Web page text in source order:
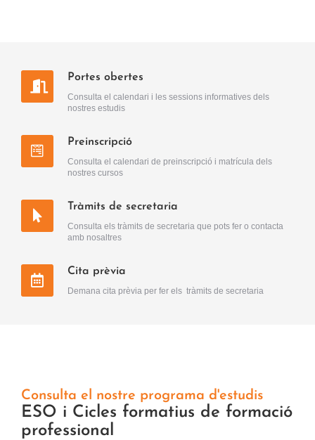
Portes obertes
Consulta el calendari i les sessions informatives dels
nostres estudis
Preinscripció
Consulta el calendari de preinscripció i matrícula dels
nostres cursos
Tràmits de secretaria
Consulta els tràmits de secretaria que pots fer o contacta
amb nosaltres
Cita prèvia
Demana cita prèvia per fer els tràmits de secretaria
Consulta el nostre programa d'estudis
ESO i Cicles formatius de formació
professional